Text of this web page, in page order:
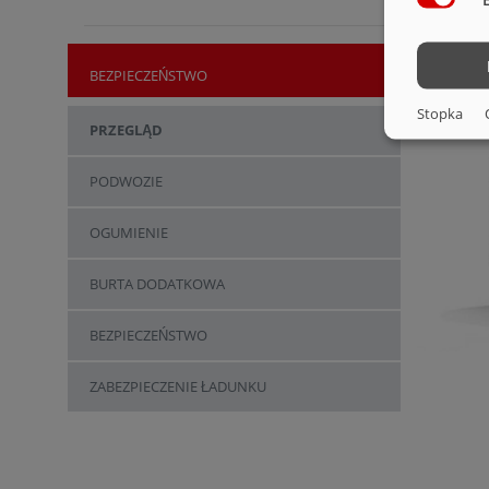
BEZPIECZEŃSTWO
PRZEGLĄD
PODWOZIE
OGUMIENIE
BURTA DODATKOWA
BEZPIECZEŃSTWO
ZABEZPIECZENIE ŁADUNKU
Stopka